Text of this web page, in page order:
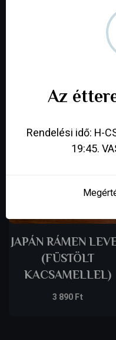
GREEN GRINCS
JAPÁN RÁMEN
(FÜSTÖLT
KACSAMELLEL)
3 890Ft
Az
Rendelési idő: H-
19:45.